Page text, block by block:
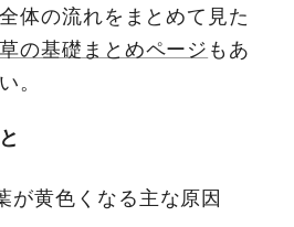
体の流れをまとめて見た
の基礎まとめページ もあ
。
が黄色くなる主な原因